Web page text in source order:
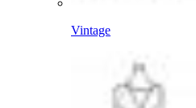
Vintage